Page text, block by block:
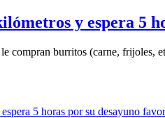
y espera 5
compran burritos (carne, frijoles,